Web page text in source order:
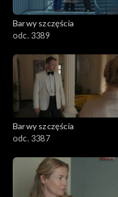
2701–2800
2501–2600
2401–2500
2301–2400
2201–2300
2101–2200
Barwy szczęścia
odc. 3389
Barwy szczęścia
odc. 3387